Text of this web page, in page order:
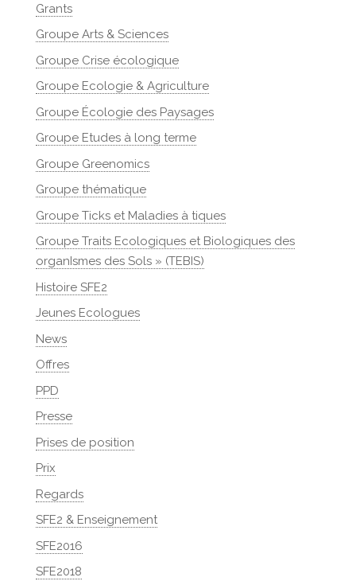
Grants
Groupe Arts & Sciences
Groupe Crise écologique
Groupe Ecologie & Agriculture
Groupe Écologie des Paysages
Groupe Etudes à long terme
Groupe Greenomics
Groupe thématique
Groupe Ticks et Maladies à tiques
Groupe Traits Ecologiques et Biologiques des
organIsmes des Sols » (TEBIS)
Histoire SFE2
Jeunes Ecologues
News
Offres
PPD
Presse
Prises de position
Prix
Regards
SFE2 & Enseignement
SFE2016
SFE2018